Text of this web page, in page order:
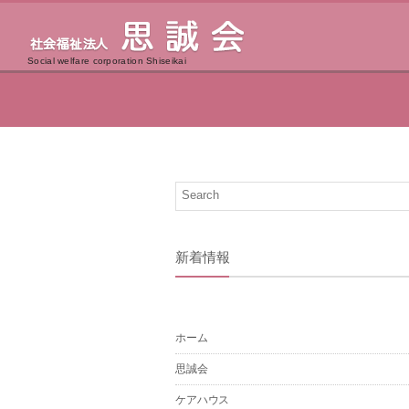
Social welfare corporation Shiseikai
新着情報
ホーム
思誠会
ケアハウス